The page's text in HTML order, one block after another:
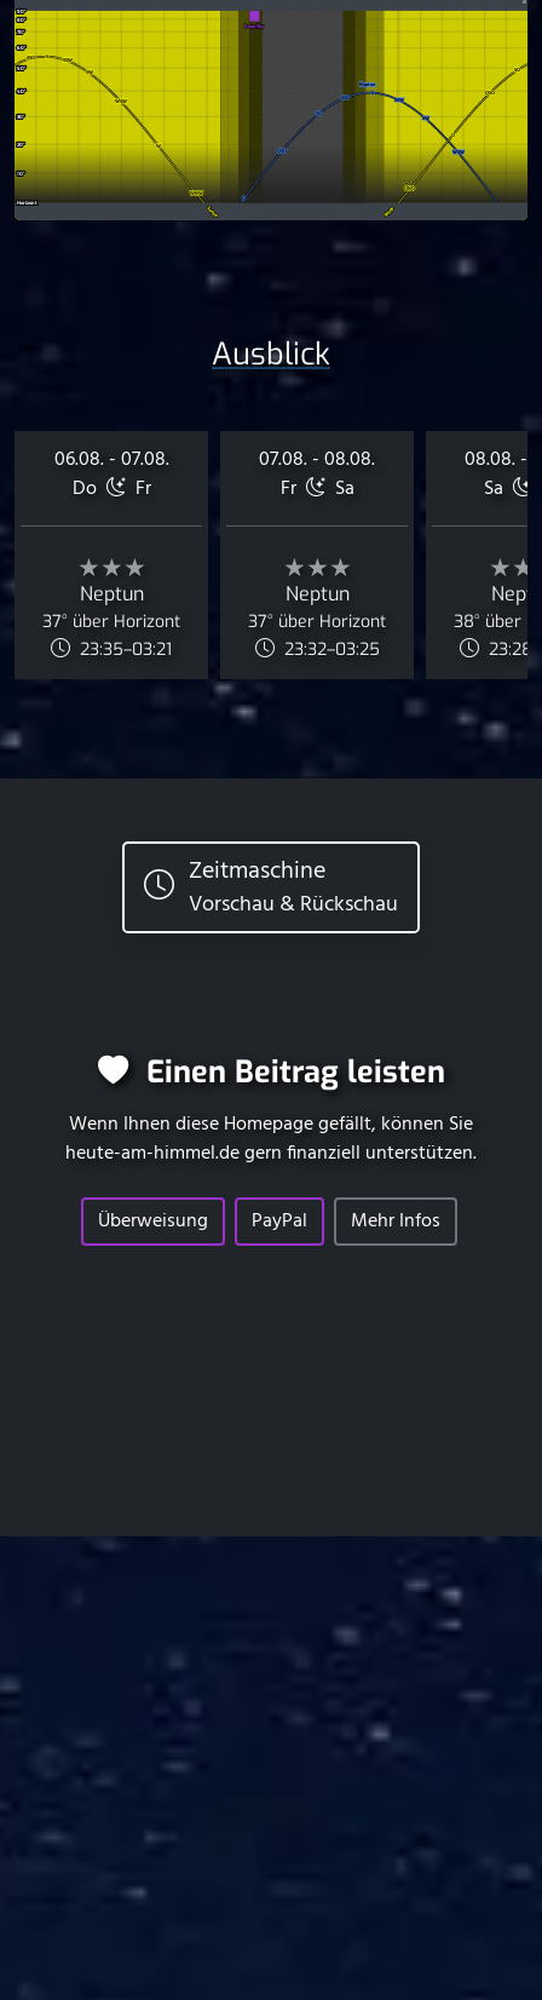
Ausblick
06.08. - 07.08.
Do
Fr
★★★
Neptun
37° über Horizont
23:35–03:21
07.08. - 08.08.
Fr
Sa
★★★
Neptun
37° über Horizont
23:32–03:25
08.08. -
Sa
38° über
Zeitmaschine
Vorschau & Rückschau
Einen Beitrag leisten
Wenn Ihnen diese Homepage gefällt, können Sie
heute-am-himmel.degern finanziell unterstützen.
Überweisung PayPal Mehr Infos